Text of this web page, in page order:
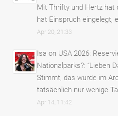
Mit Thrifty und Hertz hat
hat Einspruch eingelegt,
Apr 20, 21:33
Isa on USA 2026:
Nationalparks?: “Lieben
Stimmt, das wurde im
tatsächlich nur wenige
Apr 14, 11:42